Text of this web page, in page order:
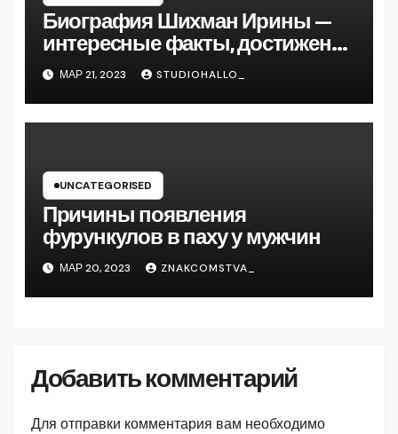
Биография Шихман Ирины —
интересные факты, достижения
и путь к успеху
МАР 21, 2023 STUDIOHALLO_
UNCATEGORISED
Причины появления
фурункулов в паху у мужчин
МАР 20, 2023 ZNAKCOMSTVA_
Добавить комментарий
Для отправки комментария вам необходимо